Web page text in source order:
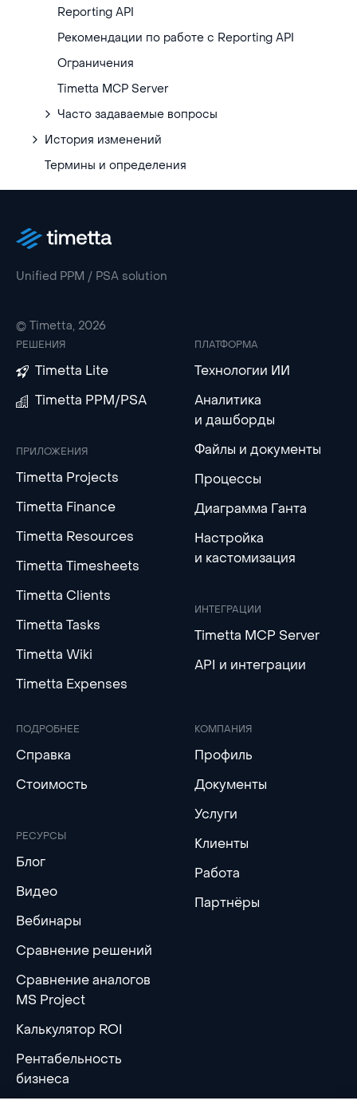
Reporting API
Рекомендации по работе с Reporting API
Ограничения
Timetta MCP Server
Часто задаваемые вопросы
История изменений
Термины и определения
Unified PPM / PSA solution
© Timetta, 2026
РЕШЕНИЯ
Timetta Lite
Timetta PPM/PSA
ПРИЛОЖЕНИЯ
Timetta Projects
Timetta Finance
Timetta Resources
Timetta Timesheets
Timetta Clients
Timetta Tasks
Timetta Wiki
Timetta Expenses
ПЛАТФОРМА
Технологии ИИ
Аналитика
и дашборды
Файлы и документы
Процессы
Диаграмма Ганта
Настройка
и кастомизация
ИНТЕГРАЦИИ
Timetta MCP Server
API и интеграции
ПОДРОБНЕЕ
Справка
Стоимость
РЕСУРСЫ
Блог
Видео
Вебинары
Сравнение решений
Сравнение аналогов
MS Project
Калькулятор ROI
Рентабельность
бизнеса
КОМПАНИЯ
Профиль
Документы
Услуги
Клиенты
Работа
Партнёры